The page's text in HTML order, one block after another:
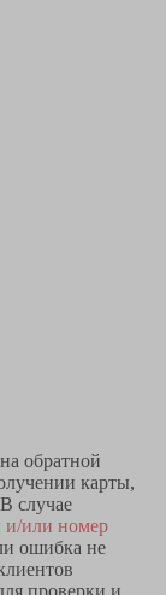
обратной
карты,
случае
и/или номер
ошибка не